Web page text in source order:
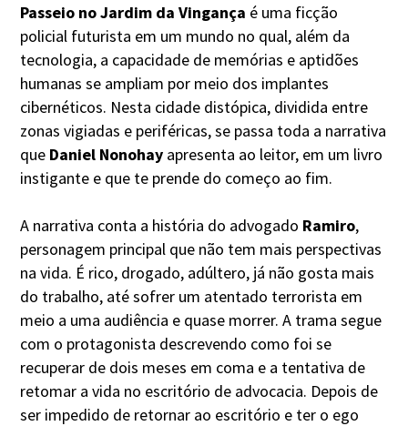
Passeio no Jardim da Vingança é uma ficção
policial futurista em um mundo no qual, além da
tecnologia, a capacidade de memórias e aptidões
humanas se ampliam por meio dos implantes
cibernéticos. Nesta cidade distópica, dividida entre
zonas vigiadas e periféricas, se passa toda a narrativa
que Daniel Nonohay apresenta ao leitor, em um livro
instigante e que te prende do começo ao fim.
A narrativa conta a história do advogado Ramiro,
personagem principal que não tem mais perspectivas
na vida. É rico, drogado, adúltero, já não gosta mais
do trabalho, até sofrer um atentado terrorista em
meio a uma audiência e quase morrer. A trama segue
com o protagonista descrevendo como foi se
recuperar de dois meses em coma e a tentativa de
retomar a vida no escritório de advocacia. Depois de
ser impedido de retornar ao escritório e ter o ego